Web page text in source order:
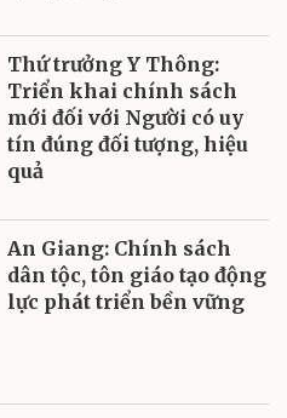
Thứ trưởng Y Thông:
Triển khai chính sách
mới đối với Người có uy
tín đúng đối tượng, hiệu
quả
An Giang: Chính sách
dân tộc, tôn giáo tạo động
lực phát triển bền vững